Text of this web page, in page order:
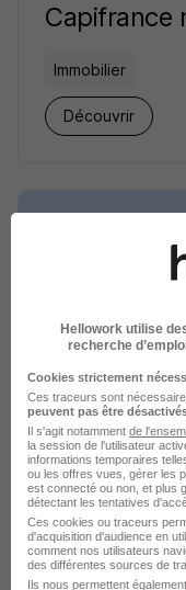
Capifrance
Immobilier
Découvrir
Grand
fromager
Commerce
Découvrir
Hellowork utilise
recherche
Cookies strictement
Ces traceurs sont
peuvent pas être
Il s'agit notamment de
la session de l'utilisateur
informations temporaires
ou les offres vues, gérer les
est connecté ou non, et plus
détectant les tentatives
Ces cookies ou traceurs
d'acquisition d'audience en
comment nos utilisateurs
des différentes sources de
Ils nous permettent